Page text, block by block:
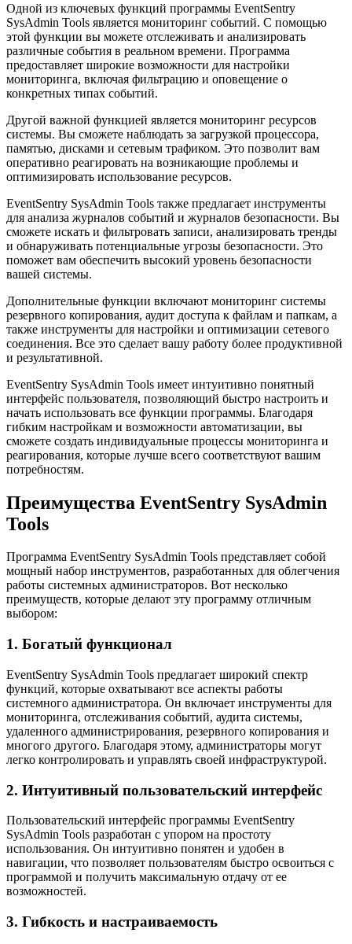
Одной из ключевых функций программы EventSentry
SysAdmin Tools является мониторинг событий. С помощью
этой функции вы можете отслеживать и анализировать
различные события в реальном времени. Программа
предоставляет широкие возможности для настройки
мониторинга, включая фильтрацию и оповещение о
конкретных типах событий.
Другой важной функцией является мониторинг ресурсов
системы. Вы сможете наблюдать за загрузкой процессора,
памятью, дисками и сетевым трафиком. Это позволит вам
оперативно реагировать на возникающие проблемы и
оптимизировать использование ресурсов.
EventSentry SysAdmin Tools также предлагает инструменты
для анализа журналов событий и журналов безопасности. Вы
сможете искать и фильтровать записи, анализировать тренды
и обнаруживать потенциальные угрозы безопасности. Это
поможет вам обеспечить высокий уровень безопасности
вашей системы.
Дополнительные функции включают мониторинг системы
резервного копирования, аудит доступа к файлам и папкам, а
также инструменты для настройки и оптимизации сетевого
соединения. Все это сделает вашу работу более продуктивной
и результативной.
EventSentry SysAdmin Tools имеет интуитивно понятный
интерфейс пользователя, позволяющий быстро настроить и
начать использовать все функции программы. Благодаря
гибким настройкам и возможности автоматизации, вы
сможете создать индивидуальные процессы мониторинга и
реагирования, которые лучше всего соответствуют вашим
потребностям.
Преимущества EventSentry SysAdmin
Tools
Программа EventSentry SysAdmin Tools представляет собой
мощный набор инструментов, разработанных для облегчения
работы системных администраторов. Вот несколько
преимуществ, которые делают эту программу отличным
выбором:
1. Богатый функционал
EventSentry SysAdmin Tools предлагает широкий спектр
функций, которые охватывают все аспекты работы
системного администратора. Он включает инструменты для
мониторинга, отслеживания событий, аудита системы,
удаленного администрирования, резервного копирования и
многого другого. Благодаря этому, администраторы могут
легко контролировать и управлять своей инфраструктурой.
2. Интуитивный пользовательский интерфейс
Пользовательский интерфейс программы EventSentry
SysAdmin Tools разработан с упором на простоту
использования. Он интуитивно понятен и удобен в
навигации, что позволяет пользователям быстро освоиться с
программой и получить максимальную отдачу от ее
возможностей.
3. Гибкость и настраиваемость